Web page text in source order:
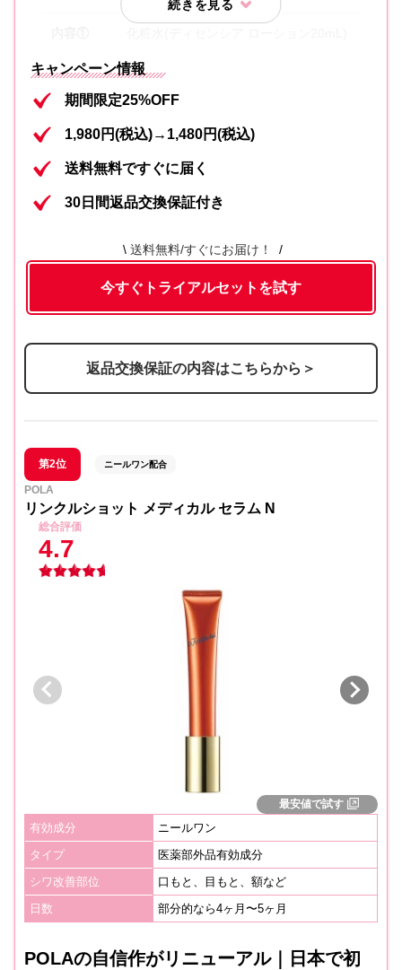
内容②
薬用シワ改善オイル状美容液(ディセン
シア リンクルＯ／Ｌ コンセントレート
内容③
キメツヤ(ディセンシア モイストS/C コ
洗顔(ディセンシア フォーミング ウォ
ッシュ 2包)
キャンペーン情報
期間限定25%OFF
1,980円(税込)→1,480円(税込)
送料無料ですぐに届く
30日間返品交換保証付き
送料無料/すぐにお届け！
今すぐトライアルセットを試す
返品交換保証の内容はこちらから＞
第2位 ニールワン配合
POLA
リンクルショット メディカル セラム N
総合評価
4.7
最安値で試す
有効成分
ニールワン
タイプ
医薬部外品有効成分
シワ改善部位
口もと、目もと、額など
日数
部分的なら4ヶ月〜5ヶ月
POLAの自信作がリニューアル｜日本で初